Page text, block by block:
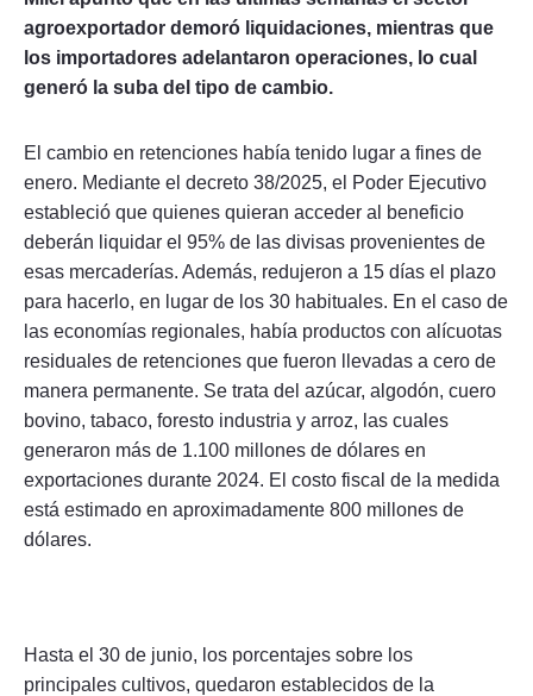
agroexportador demoró liquidaciones, mientras que
los importadores adelantaron operaciones, lo cual
generó la suba del tipo de cambio.
El cambio en retenciones había tenido lugar a fines de
enero. Mediante el decreto 38/2025, el Poder Ejecutivo
estableció que quienes quieran acceder al beneficio
deberán liquidar el 95% de las divisas provenientes de
esas mercaderías. Además, redujeron a 15 días el plazo
para hacerlo, en lugar de los 30 habituales. En el caso de
las economías regionales, había productos con alícuotas
residuales de retenciones que fueron llevadas a cero de
manera permanente. Se trata del azúcar, algodón, cuero
bovino, tabaco, foresto industria y arroz, las cuales
generaron más de 1.100 millones de dólares en
exportaciones durante 2024. El costo fiscal de la medida
está estimado en aproximadamente 800 millones de
dólares.
Hasta el 30 de junio, los porcentajes sobre los
principales cultivos, quedaron establecidos de la